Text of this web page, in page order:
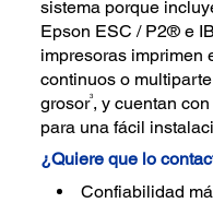
sistema porque
Epson ESC / P2® e
impresoras imprimen
continuos o
grosor3, y cuentan
para una fácil
¿Quiere que lo
Confiabilidad